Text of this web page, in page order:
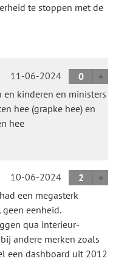
te stoppen met de
11-06-2024
0
kinderen en ministers
hee (grapke hee) en
hee
10-06-2024
2
een megasterk
geen eenheid.
qua interieur-
andere merken zoals
een dashboard uit 2012